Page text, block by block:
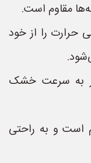
مقاوم است.
حرارت را از خود
به سرعت خشک
است و به راحتی